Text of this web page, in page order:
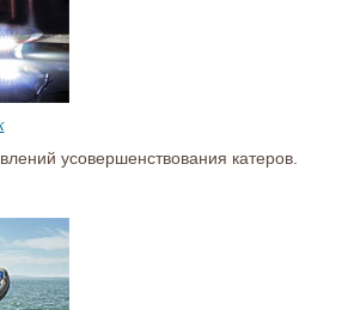
усовершенствования катеров.